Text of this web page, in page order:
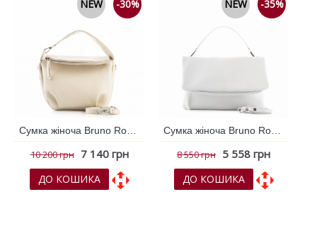
-30%
NEW
10 200 грн 7 140 грн
ДО КОШИКА
-35%
NEW
8 550 грн 5 558 грн
ДО КОШИКА